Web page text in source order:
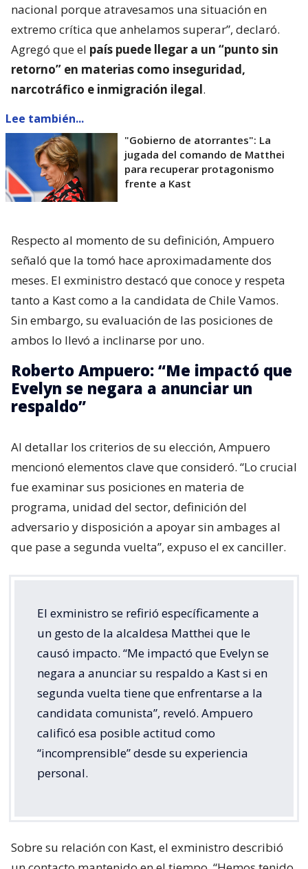
nacional porque atravesamos una situación en
extremo crítica que anhelamos superar”, declaró.
Agregó que el país puede llegar a un “punto sin
retorno” en materias como inseguridad,
narcotráfico e inmigración ilegal.
Lee también...
"Gobierno de atorrantes": La
jugada del comando de Matthei
para recuperar protagonismo
frente a Kast
Respecto al momento de su definición, Ampuero
señaló que la tomó hace aproximadamente dos
meses. El exministro destacó que conoce y respeta
tanto a Kast como a la candidata de Chile Vamos.
Sin embargo, su evaluación de las posiciones de
ambos lo llevó a inclinarse por uno.
Roberto Ampuero: “Me impactó que
Evelyn se negara a anunciar un
respaldo”
Al detallar los criterios de su elección, Ampuero
mencionó elementos clave que consideró. “Lo crucial
fue examinar sus posiciones en materia de
programa, unidad del sector, definición del
adversario y disposición a apoyar sin ambages al
que pase a segunda vuelta”, expuso el ex canciller.
El exministro se refirió específicamente a
un gesto de la alcaldesa Matthei que le
causó impacto. “Me impactó que Evelyn se
negara a anunciar su respaldo a Kast si en
segunda vuelta tiene que enfrentarse a la
candidata comunista”, reveló. Ampuero
calificó esa posible actitud como
“incomprensible” desde su experiencia
personal.
Sobre su relación con Kast, el exministro describió